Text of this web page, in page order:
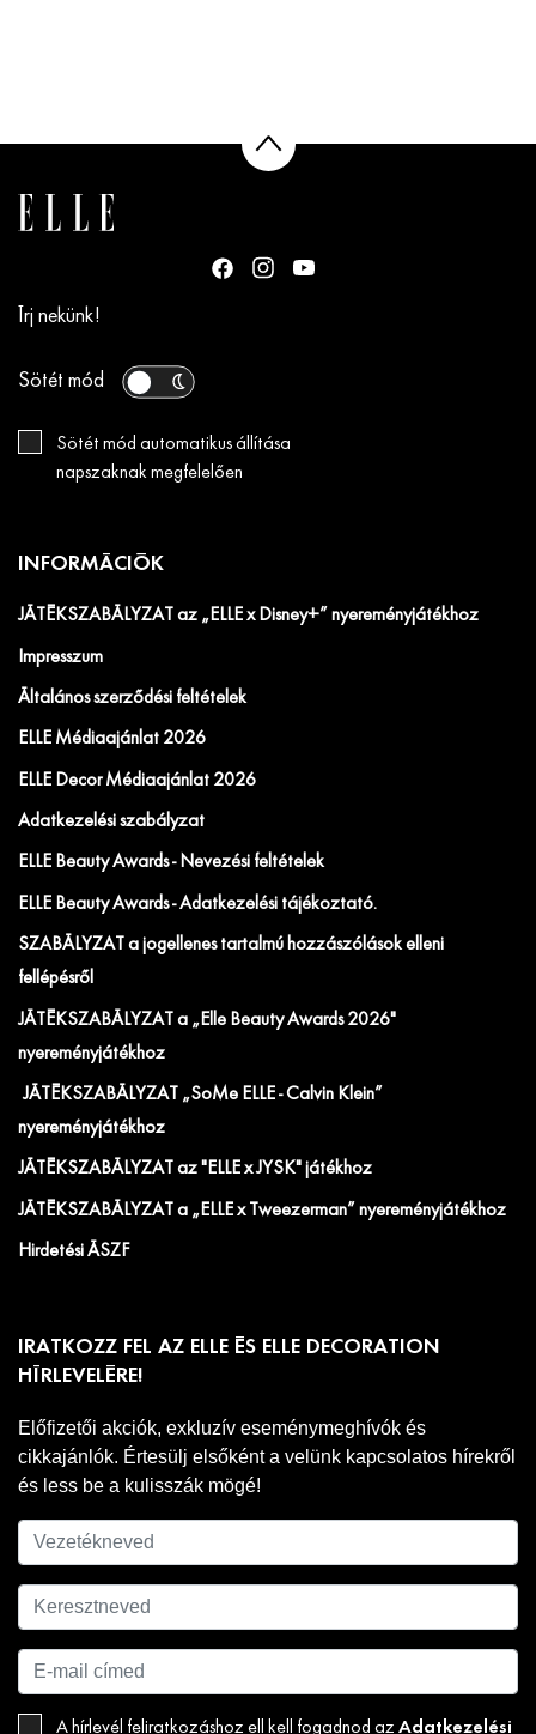
Írj nekünk!
Sötét mód
Sötét mód automatikus állítása
napszaknak megfelelően
INFORMÁCIÓK
JÁTÉKSZABÁLYZAT az „ELLE x Disney+” nyereményjátékhoz
Impresszum
Általános szerződési feltételek
ELLE Médiaajánlat 2026
ELLE Decor Médiaajánlat 2026
Adatkezelési szabályzat
ELLE Beauty Awards - Nevezési feltételek
ELLE Beauty Awards - Adatkezelési tájékoztató.
SZABÁLYZAT a jogellenes tartalmú hozzászólások elleni
fellépésről
JÁTÉKSZABÁLYZAT a „Elle Beauty Awards 2026"
nyereményjátékhoz
JÁTÉKSZABÁLYZAT „SoMe ELLE - Calvin Klein”
nyereményjátékhoz
JÁTÉKSZABÁLYZAT az "ELLE x JYSK" játékhoz
JÁTÉKSZABÁLYZAT a „ELLE x Tweezerman” nyereményjátékhoz
Hirdetési ÁSZF
IRATKOZZ FEL AZ ELLE ÉS ELLE DECORATION
HÍRLEVELÉRE!
Előfizetői akciók, exkluzív eseménymeghívók és
cikkajánlók. Értesülj elsőként a velünk kapcsolatos hírekről
és less be a kulisszák mögé!
A hírlevél feliratkozáshoz ell kell fogadnod az Adatkezelési